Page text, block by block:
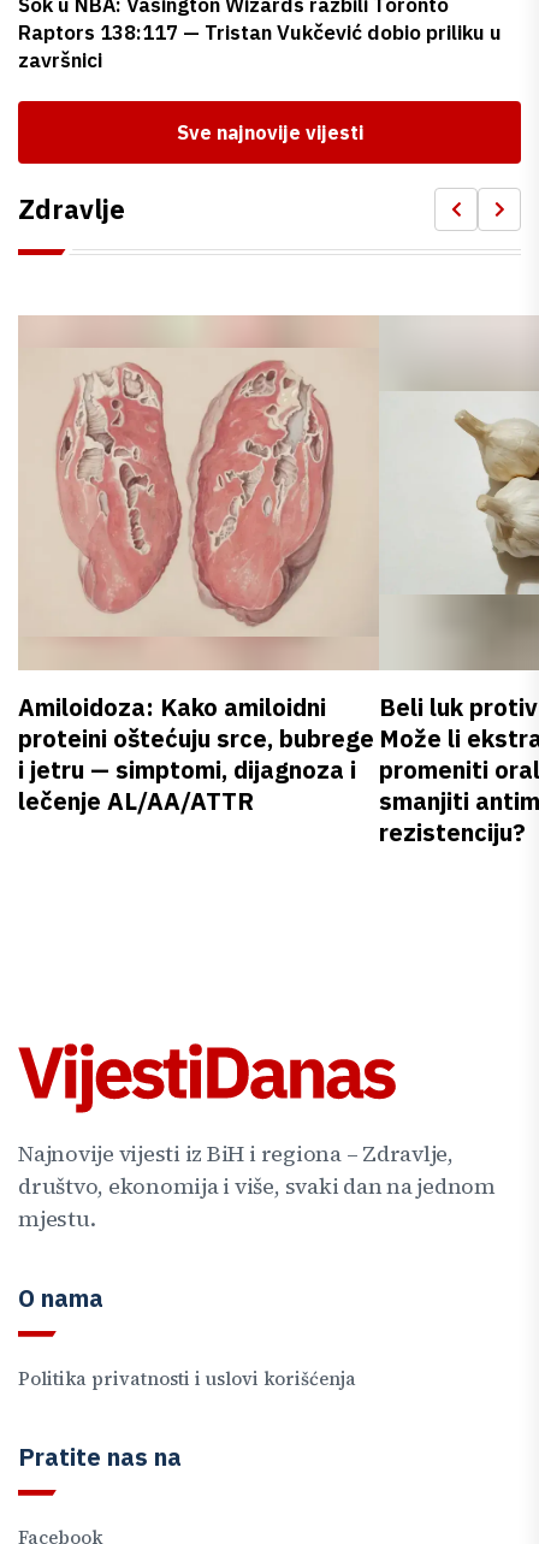
Raptors 138:117 — Tristan Vukčević dobio priliku u
završnici
Sve najnovije vijesti
Zdravlje
Amiloidoza: Kako amiloidni
proteini oštećuju srce, bubrege
i jetru — simptomi, dijagnoza i
lečenje AL/AA/ATTR
Beli luk
Može li
promeniti
smanjiti
rezistenciju?
Najnovije vijesti iz BiH i regiona – Zdravlje,
društvo, ekonomija i više, svaki dan na jednom
mjestu.
O nama
Politika privatnosti i uslovi korišćenja
Pratite nas na
Facebook